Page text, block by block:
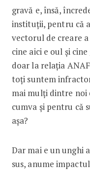
gravă e, însă,
instituții, pentru că
vectorul de creare
cine aici e oul și
doar la relația
toți suntem
mai mulți dintre noi
cumva și pentru că
așa?
Dar mai e un unghi
sus, anume